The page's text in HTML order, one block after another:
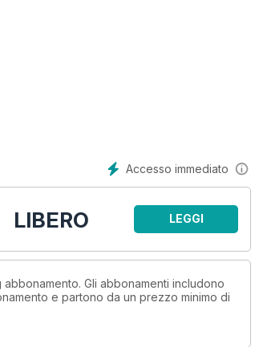
Accesso immediato
LIBERO LEGGI
Gli abbonamenti includono
e partono da un prezzo minimo di